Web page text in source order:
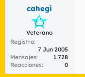
cahegi
Veterano
Registro
7 Jun 2005
Mensajes
1.728
Reacciones
0